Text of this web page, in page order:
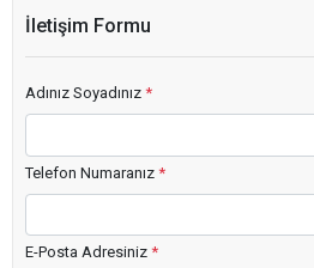
İletişim Formu
Adınız Soyadınız *
Telefon Numaranız *
E-Posta Adresiniz *